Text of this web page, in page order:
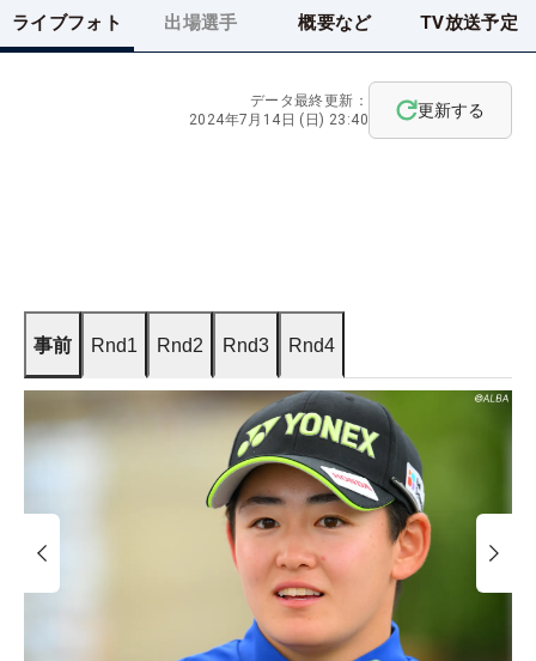
ライブフォト 出場選手 概要など TV放送予定
データ最終更新：
2024年7月14日 (日) 23:40
更新する
事前 Rnd1 Rnd2 Rnd3 Rnd4